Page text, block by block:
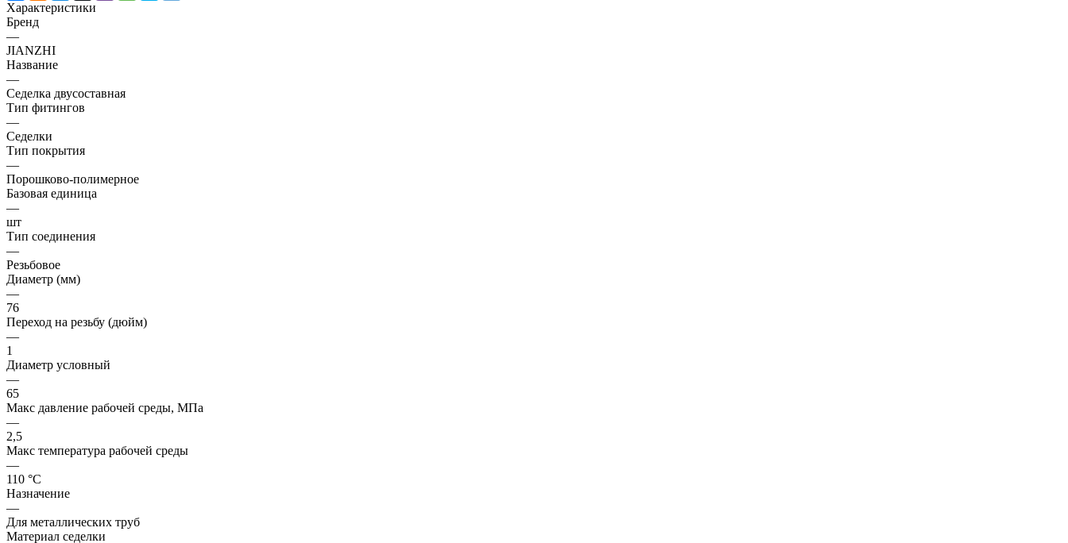
Характеристики
Бренд
—
JIANZHI
Название
—
Седелка двусоставная
Тип фитингов
—
Седелки
Тип покрытия
—
Порошково-полимерное
Базовая единица
—
шт
Тип соединения
—
Резьбовое
Диаметр (мм)
—
76
Переход на резьбу (дюйм)
—
1
Диаметр условный
—
65
Макс давление рабочей среды, МПа
—
2,5
Макс температура рабочей среды
—
110 °С
Назначение
—
Для металлических труб
Материал седелки